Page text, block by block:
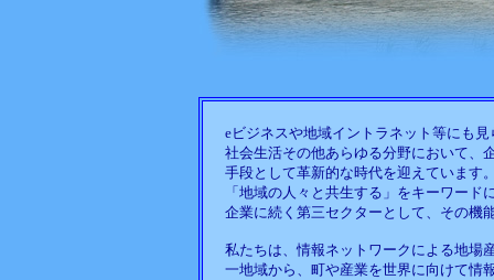
eビジネスや地域イントラネット等にも
社会生活その他あらゆる分野において、
手段として革新的な時代を迎えています
「地域の人々と共生する」をキーワー
企業に続く第三セクターとして、その機
私たちは、情報ネットワークによる地場
一地域から、町や産業を世界に向けて情